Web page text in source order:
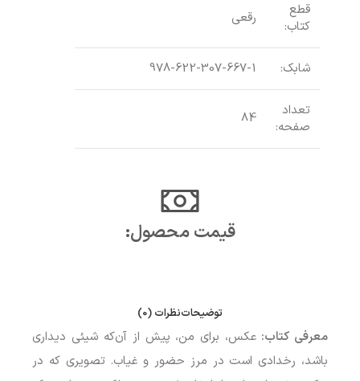
قطع
کتاب:
رقعی
شابک: 978-622-307-667-1
تعداد
صفحه:
84
قیمت محصول:​
توضیحاتنظرات (0)
معرفی کتاب: عکس، برای من، پیش از آن‌که شیئی دیداری
باشد، رخدادی است در مرز حضور و غیاب. تصویری که در